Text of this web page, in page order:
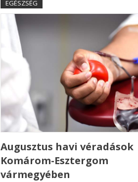
EGÉSZSÉG
Augusztus havi véradások
Komárom-Esztergom
vármegyében